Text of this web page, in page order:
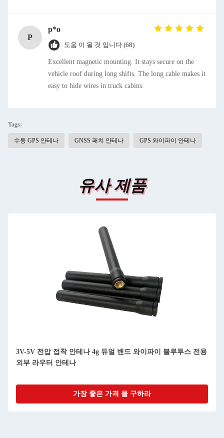
P
p*o
도움 이 될 것 입니다 (68)
Excellent magnetic mounting. It stays secure on the
vehicle roof during long shifts. The long cable makes it
easy to hide wires in truck cabins.
Tags:
수동 GPS 안테나 GNSS 패치 안테나 GPS 와이파이 안테나
유사 제품
3V-5V 전압 접착 안테나 4g 듀얼 밴드 와이파이 블루투스 전용
외부 라우터 안테나
가장 좋은 가격 을 구하라